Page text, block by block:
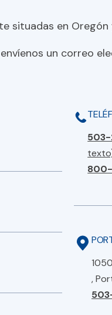
situadas en Oregón
un correo
,